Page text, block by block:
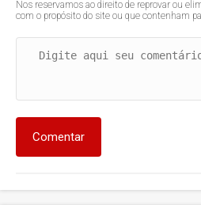
Nos reservamos ao direito de reprovar ou
com o propósito do site ou que contenham
Comentar